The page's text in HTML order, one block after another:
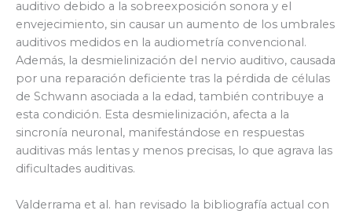
auditivo debido a la sobreexposición sonora y el
envejecimiento, sin causar un aumento de los umbrales
auditivos medidos en la audiometría convencional.
Además, la desmielinización del nervio auditivo, causada
por una reparación deficiente tras la pérdida de células
de Schwann asociada a la edad, también contribuye a
esta condición. Esta desmielinización, afecta a la
sincronía neuronal, manifestándose en respuestas
auditivas más lentas y menos precisas, lo que agrava las
dificultades auditivas.
Valderrama et al. han revisado la bibliografía actual con